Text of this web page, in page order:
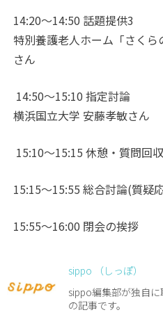
14:20〜14:50 話題提供3
特別養護老人ホーム「さく
さん
14:50〜15:10 指定討論
横浜国立大学 安藤孝敏さん
15:10〜15:15 休憩・質問回収
15:15〜15:55 総合討論(質疑
15:55〜16:00 閉会の挨拶
sippo （しっぽ）
sippo編集部が独自
の記事です。